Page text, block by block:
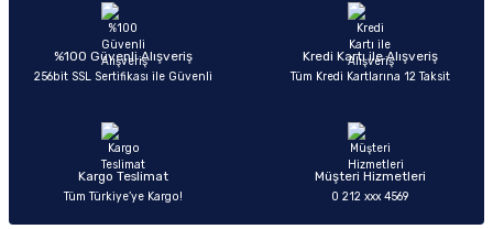
Ürün açıklamasında eksik bilgiler bulunuyor.
Ürün bilgilerinde hatalar bulunuyor.
Ürün fiyatı diğer sitelerden daha pahalı.
%100 Güvenli Alışveriş
256bit SSL Sertifikası ile Güvenli
Kredi Kartı ile Alışveriş
Tüm Kredi Kartlarına 12 Taksit
Kargo Teslimat
Tüm Türkiye’ye Kargo!
Müşteri Hizmetleri
0 212 xxx 4569